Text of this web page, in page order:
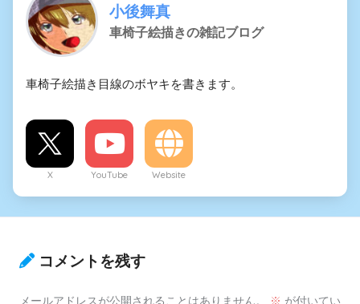
小後舞真
車椅子絵描きの雑記ブログ
車椅子絵描き目線のボヤキを書きます。
X YouTube Website
コメントを残す
メールアドレスが公開されることはありません。 ※ が付いてい